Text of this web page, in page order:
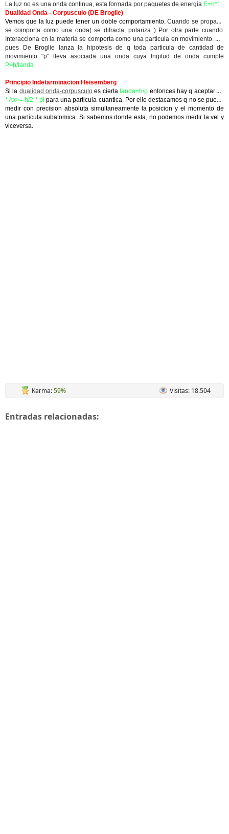
La luz no es una onda continua, esta formada por paquetes de energia E=h*f
Dualidad Onda - Corpusculo (DE Broglie)
Vemos que la luz puede tener un doble comportamiento.Cuando se propaga
se comporta como una onda( se difracta, polariza..) Por otra parte cuando
Interacciona cn la materiase comporta como una particula en movimiento. Asi
pues De Broglie lanza la hipotesis de q toda particula de cantidad de
movimiento "p" lleva asociada una onda cuya lngitud de onda cumple
P=h/landa
Principio Indetarminacion Heisemberg
Si la dualidad onda-corpusculo es cierta landa=h/p entonces hay q aceptar Ap
* Ax>= h/2 * pi para una particula cuantica. Por ello destacamos q no se puede
medir con precision absoluta simultaneamente la posicion y el momento de
una particula subatomica. Si sabemos donde esta, no podemos medir la vel y
viceversa.
Karma:59% Visitas: 18.504
Entradas relacionadas: